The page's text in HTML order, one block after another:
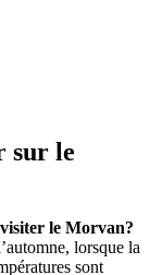
sur le
le Morvan?
lorsque la
sont